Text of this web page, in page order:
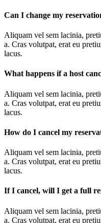
Can I change my
Aliquam vel sem lacinia,
a. Cras volutpat, erat eu
lacus.
What happens if a host
Aliquam vel sem lacinia,
a. Cras volutpat, erat eu
lacus.
How do I cancel my
Aliquam vel sem lacinia,
a. Cras volutpat, erat eu
lacus.
If I cancel, will I get a full
Aliquam vel sem lacinia,
a. Cras volutpat, erat eu